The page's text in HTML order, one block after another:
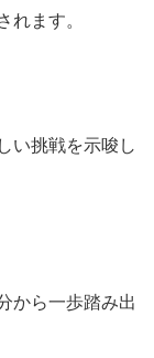
れます。
い挑戦を示唆し
から一歩踏み出